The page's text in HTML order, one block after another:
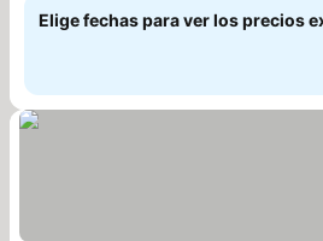
Elige fechas para ver los precios